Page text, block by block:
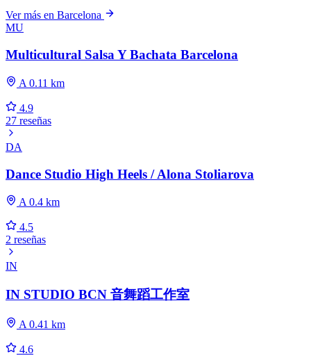
Ver más en Barcelona
MU
Multicultural Salsa Y Bachata Barcelona
A 0.11 km
4.9
27 reseñas
DA
Dance Studio High Heels / Alona Stoliarova
A 0.4 km
4.5
2 reseñas
IN
IN STUDIO BCN 音舞蹈工作室
A 0.41 km
4.6